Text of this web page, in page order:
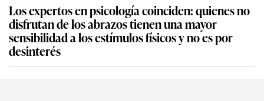
Los expertos en psicología coinciden: quienes no
disfrutan de los abrazos tienen una mayor
sensibilidad a los estímulos físicos y no es por
desinterés